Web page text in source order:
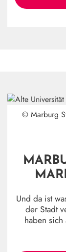
© Marburg
Und da ist
der Stadt
haben